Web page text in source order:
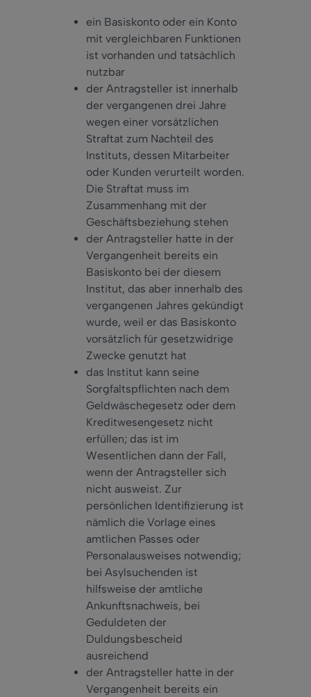
ein Basiskonto oder ein Konto
mit vergleichbaren Funktionen
ist vorhanden und tatsächlich
nutzbar
der Antragsteller ist innerhalb
der vergangenen drei Jahre
wegen einer vorsätzlichen
Straftat zum Nachteil des
Instituts, dessen Mitarbeiter
oder Kunden verurteilt worden.
Die Straftat muss im
Zusammenhang mit der
Geschäftsbeziehung stehen
der Antragsteller hatte in der
Vergangenheit bereits ein
Basiskonto bei der diesem
Institut, das aber innerhalb des
vergangenen Jahres gekündigt
wurde, weil er das Basiskonto
vorsätzlich für gesetzwidrige
Zwecke genutzt hat
das Institut kann seine
Sorgfaltspflichten nach dem
Geldwäschegesetz oder dem
Kreditwesengesetz nicht
erfüllen; das ist im
Wesentlichen dann der Fall,
wenn der Antragsteller sich
nicht ausweist. Zur
persönlichen Identifizierung ist
nämlich die Vorlage eines
amtlichen Passes oder
Personalausweises notwendig;
bei Asylsuchenden ist
hilfsweise der amtliche
Ankunftsnachweis, bei
Geduldeten der
Duldungsbescheid
ausreichend
der Antragsteller hatte in der
Vergangenheit bereits ein